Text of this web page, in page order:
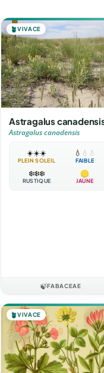
🪴VIVACE
Astragalus
Astragalus canadensis
☀️☀️☀️
PLEIN SOLEIL
💧 💧 💧
FAIBLE
❄️❄️❄️
RUSTIQUE JAUNE
🍃FABACEAE
🪴VIVACE